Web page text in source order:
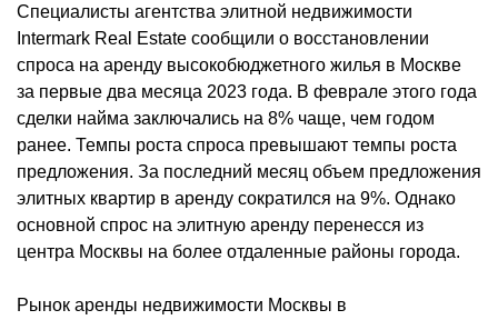
Специалисты агентства элитной недвижимости
Intermark Real Estate сообщили о восстановлении
спроса на аренду высокобюджетного жилья в Москве
за первые два месяца 2023 года. В феврале этого года
сделки найма заключались на 8% чаще, чем годом
ранее. Темпы роста спроса превышают темпы роста
предложения. За последний месяц объем предложения
элитных квартир в аренду сократился на 9%. Однако
основной спрос на элитную аренду перенесся из
центра Москвы на более отдаленные районы города.
Рынок аренды недвижимости Москвы в